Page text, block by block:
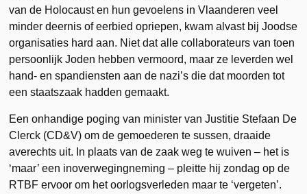
van de Holocaust en hun gevoelens in Vlaanderen veel
minder deernis of eerbied opriepen, kwam alvast bij Joodse
organisaties hard aan. Niet dat alle collaborateurs van toen
persoonlijk Joden hebben vermoord, maar ze leverden wel
hand- en spandiensten aan de nazi’s die dat moorden tot
een staatszaak hadden gemaakt.
Een onhandige poging van minister van Justitie Stefaan De
Clerck (CD&V) om de gemoederen te sussen, draaide
averechts uit. In plaats van de zaak weg te wuiven – het is
‘maar’ een inoverwegingneming – pleitte hij zondag op de
RTBF ervoor om het oorlogsverleden maar te ‘vergeten’.